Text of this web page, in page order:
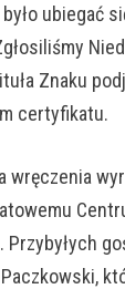
ubiegać
Znaku
certyfikatu.
wręczenia
Paczkowski,